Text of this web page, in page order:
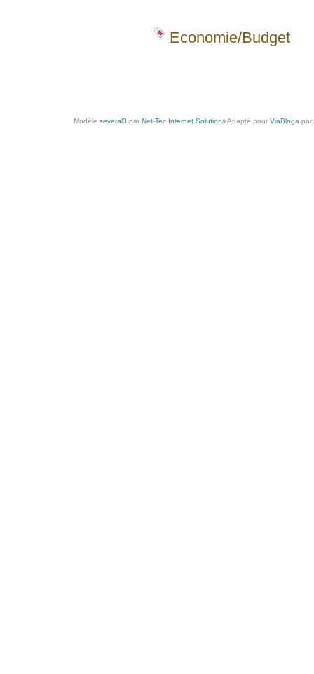
Economie/Budget
Modèle several3 par Net-Tec Internet SolutionsAdapté pour ViaBloga par